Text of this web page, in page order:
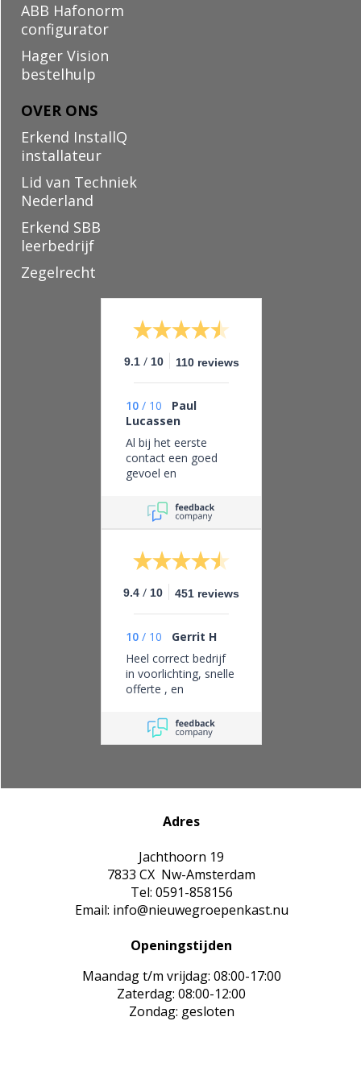
ABB Hafonorm
configurator
Hager Vision
bestelhulp
OVER ONS
Erkend InstallQ
installateur
Lid van Techniek
Nederland
Erkend SBB
leerbedrijf
Zegelrecht
9.1 / 10 110 reviews
10 / 10
Paul
Lucassen
Al bij het eerste
contact een goed
gevoel en
bedrijf, eerlijk zaken
doen en leveren wat
je belooft.
9.4 / 10 451 reviews
10 / 10
Gerrit H
Heel correct bedrijf
in voorlichting, snelle
offerte , en
Adres
Jachthoorn 19
7833 CX Nw-Amsterdam
Tel: 0591-858156
Email: info@nieuwegroepenkast.nu
Openingstijden
Maandag t/m vrijdag: 08:00-17:00
Zaterdag: 08:00-12:00
Zondag: gesloten